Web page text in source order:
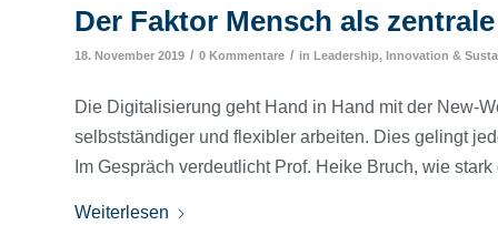
Der Faktor Mensch als
18. November 2019 / 0 Kommentare / in Leadership, Innovation &
Die Digitalisierung geht Hand in Hand mit der New-
selbstständiger und flexibler arbeiten. Dies gelingt
Im Gespräch verdeutlicht Prof. Heike Bruch, wie
Weiterlesen